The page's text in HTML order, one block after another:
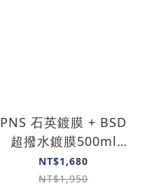
PNS 石英鍍膜 + BSD
超撥水鍍膜500ml
(DIY新手車友推薦)
NT$1,680
NT$1,950